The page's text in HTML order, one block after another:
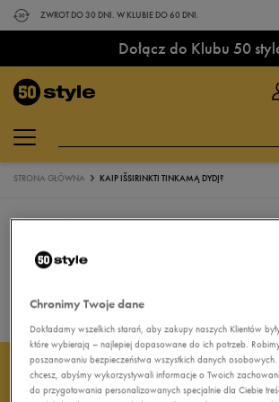
ZWROT DO 30 DNI. W KLUBIE DO 60 DNI.
Dołącz do Klubu 50
STRONA GŁÓWNA KAIP IŠSIRINKTI TINKAMĄ DYDĮ?
KAIP IŠSIRINKTI TINKAMĄ DYDĮ?
Chronimy Twoje dane
Dokładamy wszelkich starań, aby zakupy naszych Klientów
które wybierają – najlepiej dopasowane do ich potrzeb.
poszanowaniu bezpieczeństwa wszystkich danych osobowych.
chcesz, abyśmy wykorzystywali informacje o Twoich
do przygotowania personalizowanych specjalnie dla Ciebie